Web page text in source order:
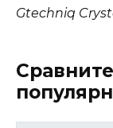
Gtechniq